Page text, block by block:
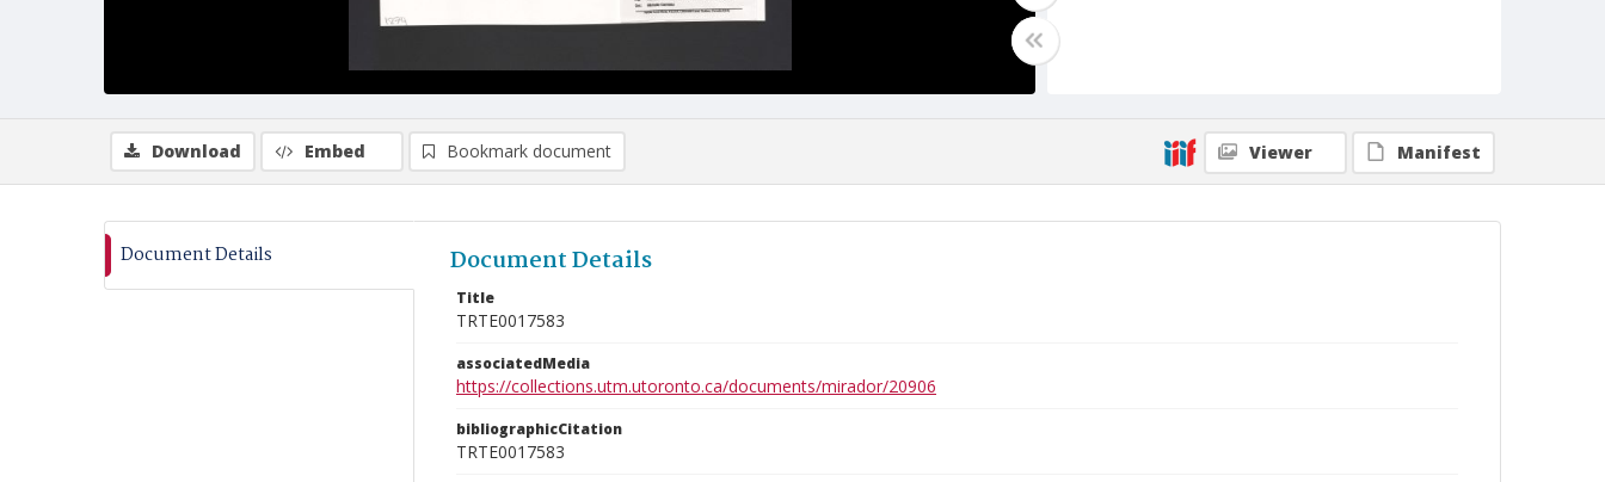
Download Embed Bookmark document Viewer Manifest
Document Details Document Details
Title
TRTE0017583
associatedMedia
https://collections.utm.utoronto.ca/documents/mirador/20906
bibliographicCitation
TRTE0017583